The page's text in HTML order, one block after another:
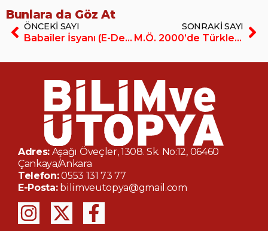
Bunlara da Göz At
ÖNCEKI SAYI
Babaîler İsyanı (E-Dergi/PDF)
SONRAKI SAYI
M.Ö. 2000’de Türkler (E-Dergi/PDF)
Adres: Aşağı Öveçler, 1308. Sk. No:12, 06460
Çankaya/Ankara
Telefon:0553 131 73 77
E-Posta: bilimveutopya@gmail.com